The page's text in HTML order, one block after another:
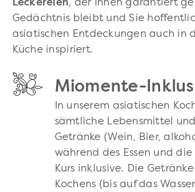
Leckereien, der Ihnen garantiert
Gedächtnis bleibt und Sie
asiatischen Entdeckungen auch in
Küche inspiriert.
Miomente-
In unserem asiatischen
sämtliche Lebensmittel
Getränke (Wein, Bier,
während des Essen und
Kurs inklusive. Die
Kochens (bis auf das